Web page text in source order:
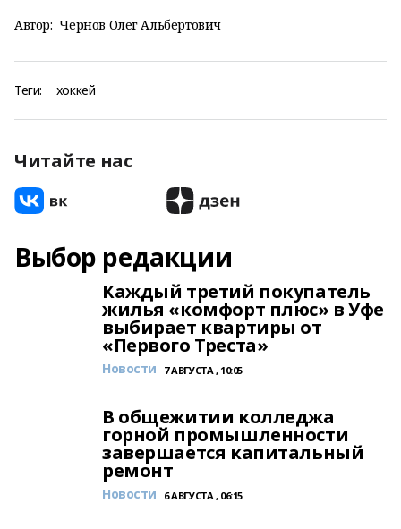
Автор: Чернов Олег Альбертович
Теги: хоккей
Читайте нас
Выбор редакции
Каждый третий покупатель
жилья «комфорт плюс» в Уфе
выбирает квартиры от
«Первого Треста»
Новости 7 АВГУСТА , 10:05
В общежитии колледжа
горной промышленности
завершается капитальный
ремонт
Новости 6 АВГУСТА , 06:15